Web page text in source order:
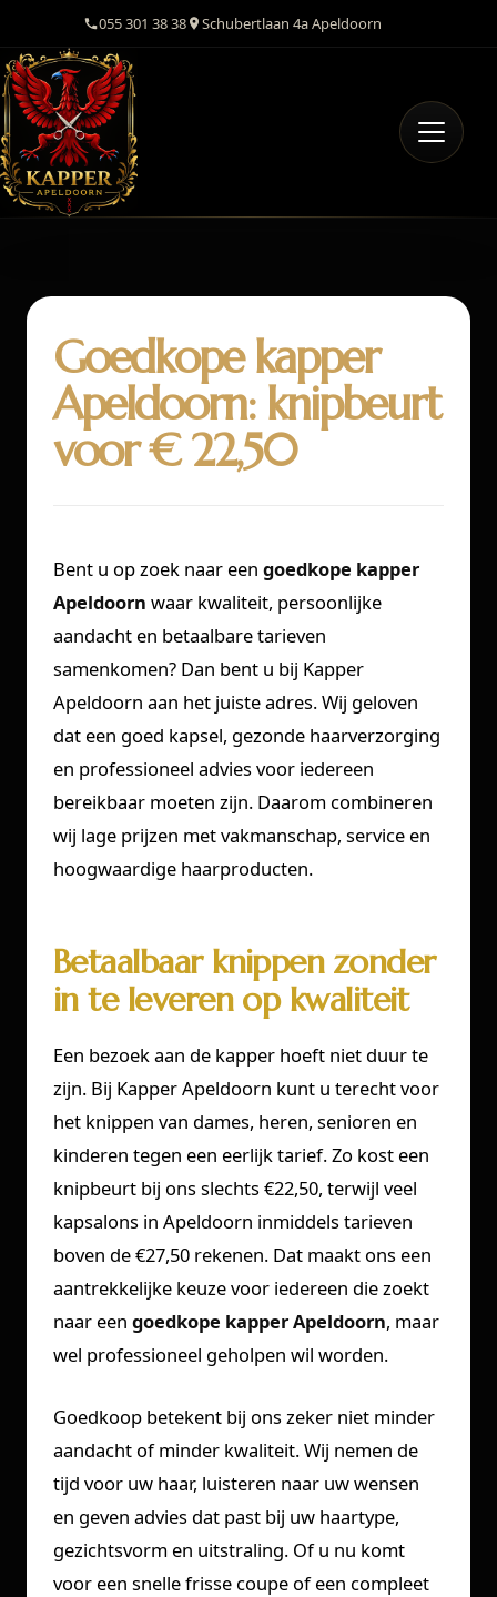
055 301 38 38 Schubertlaan 4a Apeldoorn
Goedkope kapper
Apeldoorn: knipbeurt
voor € 22,50
Bent u op zoek naar een goedkope kapper
Apeldoorn waar kwaliteit, persoonlijke
aandacht en betaalbare tarieven
samenkomen? Dan bent u bij Kapper
Apeldoorn aan het juiste adres. Wij geloven
dat een goed kapsel, gezonde haarverzorging
en professioneel advies voor iedereen
bereikbaar moeten zijn. Daarom combineren
wij lage prijzen met vakmanschap, service en
hoogwaardige haarproducten.
Betaalbaar knippen zonder
in te leveren op kwaliteit
Een bezoek aan de kapper hoeft niet duur te
zijn. Bij Kapper Apeldoorn kunt u terecht voor
het knippen van dames, heren, senioren en
kinderen tegen een eerlijk tarief. Zo kost een
knipbeurt bij ons slechts €22,50, terwijl veel
kapsalons in Apeldoorn inmiddels tarieven
boven de €27,50 rekenen. Dat maakt ons een
aantrekkelijke keuze voor iedereen die zoekt
naar een goedkope kapper Apeldoorn, maar
wel professioneel geholpen wil worden.
Goedkoop betekent bij ons zeker niet minder
aandacht of minder kwaliteit. Wij nemen de
tijd voor uw haar, luisteren naar uw wensen
en geven advies dat past bij uw haartype,
gezichtsvorm en uitstraling. Of u nu komt
voor een snelle frisse coupe of een compleet